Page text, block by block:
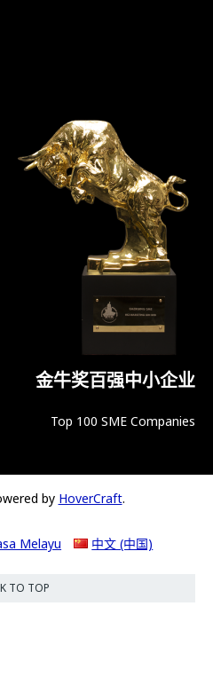
金牛奖百强中小企业
Top 100 SME Companies
by HoverCraft.
Melayu 中文 (中国)
TO TOP